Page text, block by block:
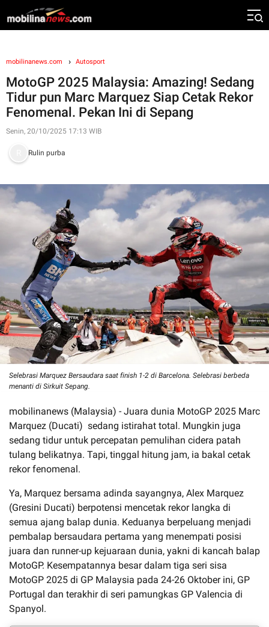
mobilinanews.com Autosport
MotoGP 2025 Malaysia: Amazing! Sedang
Tidur pun Marc Marquez Siap Cetak Rekor
Fenomenal. Pekan Ini di Sepang
Senin, 20/10/2025 17:13 WIB
Rulin purba
Selebrasi Marquez Bersaudara saat finish 1-2 di Barcelona. Selebrasi berbeda
menanti di Sirkuit Sepang.
mobilinanews (Malaysia) - Juara dunia MotoGP 2025 Marc
Marquez (Ducati) sedang istirahat total. Mungkin juga
sedang tidur untuk percepatan pemulihan cidera patah
tulang belikatnya. Tapi, tinggal hitung jam, ia bakal cetak
rekor fenomenal.
Ya, Marquez bersama adinda sayangnya, Alex Marquez
(Gresini Ducati) berpotensi mencetak rekor langka di
semua ajang balap dunia. Keduanya berpeluang menjadi
pembalap bersaudara pertama yang menempati posisi
juara dan runner-up kejuaraan dunia, yakni di kancah balap
MotoGP. Kesempatannya besar dalam tiga seri sisa
MotoGP 2025 di GP Malaysia pada 24-26 Oktober ini, GP
Portugal dan terakhir di seri pamungkas GP Valencia di
Spanyol.